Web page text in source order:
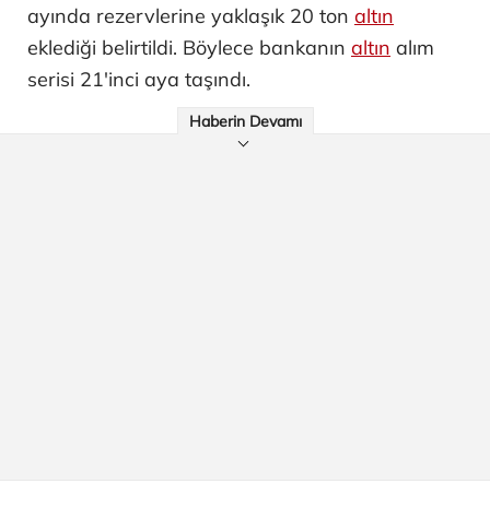
ayında rezervlerine yaklaşık 20 ton altın
eklediği belirtildi. Böylece bankanın altın alım
serisi 21'inci aya taşındı.
Haberin Devamı